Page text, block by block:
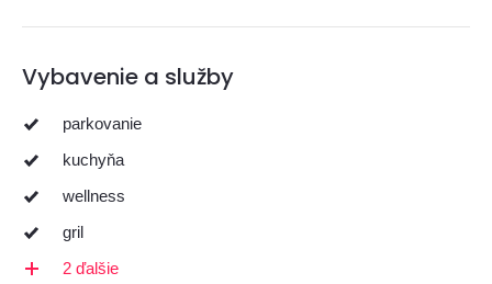
Vybavenie a služby
parkovanie
kuchyňa
wellness
gril
2 ďalšie